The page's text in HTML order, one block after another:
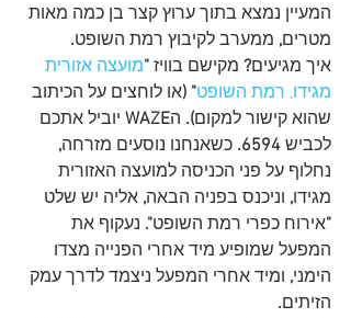
המעיין נמצא בתוך ערוץ קצר בן כמה מאות
מטרים, ממערב לקיבוץ רמת השופט.
איך מגיעים? מקישם בוויז "מועצה אזורית
מגידו, רמת השופט" (או לוחצים על הכיתוב
שהוא קישור למקום). הWAZE יוביל אתכם
לכביש 6594. כשאנחנו נוסעים מזרחה,
נחלוף על פני הכניסה למועצה האזורית
מגידו, וניכנס בפניה הבאה, אליה יש שלט
"אירוח כפרי רמת השופט". נעקוף את
המפעל שמופיע מיד אחרי הפנייה מצדו
הימני, ומיד אחרי המפעל ניצמד לדרך עמק
הזיתים.